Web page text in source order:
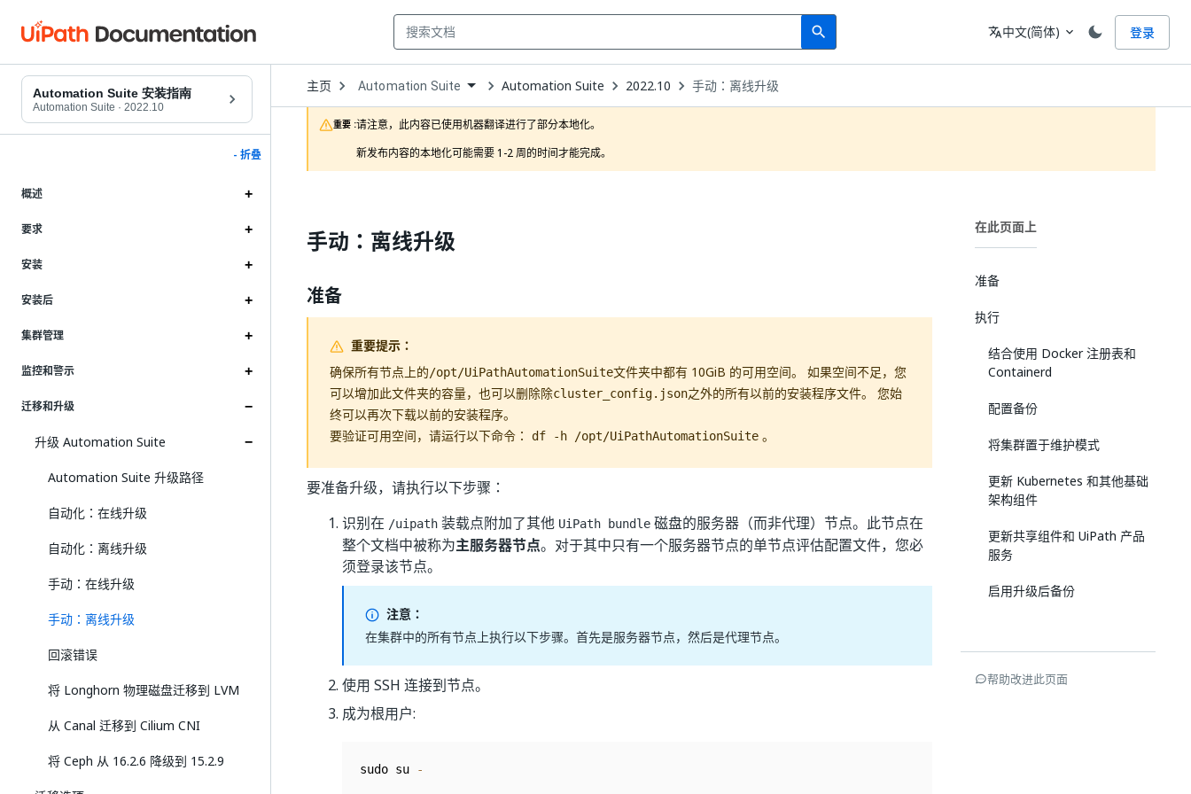
search
Search 语言
translate中文(简体) expand_more 登录
Automation Suite 安装指南
Automation Suite · 2022.10
- 折叠
概述
要求
安装
安装后
集群管理
监控和警示
迁移和升级
升级 Automation Suite
Automation Suite 升级路径
自动化：在线升级
自动化：离线升级
手动：在线升级
手动：离线升级
回滚错误
将 Longhorn 物理磁盘迁移到 LVM
从 Canal 迁移到 Cilium CNI
将 Ceph 从 16.2.6 降级到 15.2.9
主页 Open
Dropdown
to
choose
product
Automation Suite Automation Suite 2022.10 手动：离线升级
重要 :请注意，此内容已使用机器翻译进行了部分本地化。
新发布内容的本地化可能需要 1-2 周的时间才能完成。
手动：离线升级
准备
重要提示：
确保所有节点上的/opt/UiPathAutomationSuite文件夹中都有 10GiB 的可用空间。 如果空间不足，您
可以增加此文件夹的容量，也可以删除除cluster_config.json之外的所有以前的安装程序文件。 您始
终可以再次下载以前的安装程序。
要验证可用空间，请运行以下命令：
df -h /opt/UiPathAutomationSuite 。
要准备升级，请执行以下步骤：
识别在 /uipath 装载点附加了其他 UiPath bundle 磁盘的服务器（而非代理）节点。此节点在
整个文档中被称为主服务器节点。对于其中只有一个服务器节点的单节点评估配置文件，您必
须登录该节点。
注意：
在集群中的所有节点上执行以下步骤。首先是服务器节点，然后是代理节点。
使用 SSH 连接到节点。
成为根用户:
sudo su -
在此页面上
准备
执行
结合使用 Docker 注册表和
Containerd
配置备份
将集群置于维护模式
更新 Kubernetes 和其他基础
架构组件
更新共享组件和 UiPath 产品
服务
启用升级后备份
帮助改进此页面